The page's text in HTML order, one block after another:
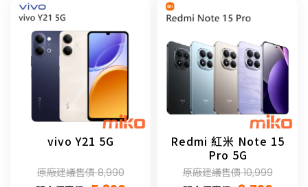
vivo Y21 5G
原廠建議售價 8,990
Redmi 紅米 Note 15
Pro 5G
原廠建議售價 10,999